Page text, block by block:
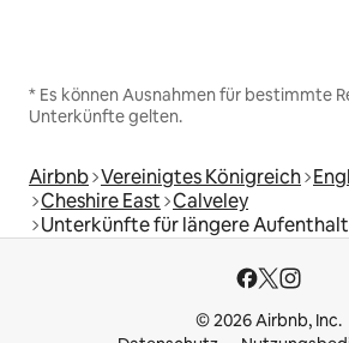
* Es können Ausnahmen für bestimmte
Unterkünfte gelten.
Airbnb Vereinigtes Königreich
Cheshire East Calveley
Unterkünfte für längere
© 2026 Airbnb, Inc.